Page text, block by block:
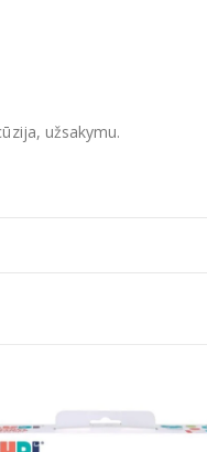
užsakymu.